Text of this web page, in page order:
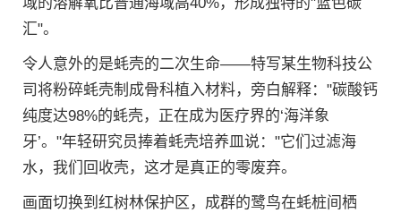
汇"。
令人意外的是蚝壳的二次生命——特写某生物科技公
司将粉碎蚝壳制成骨科植入材料，旁白解释："碳酸钙
纯度达98%的蚝壳，正在成为医疗界的‘海洋象
牙’。"年轻研究员捧着蚝壳培养皿说："它们过滤海
水，我们回收壳，这才是真正的零废弃。
画面切换到红树林保护区，成群的鹭鸟在蚝桩间栖